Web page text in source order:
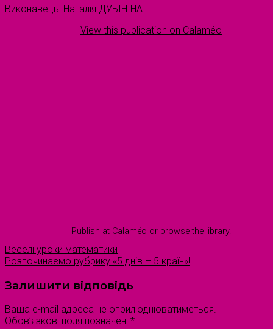
Виконавець: Наталія ДУБІНІНА
View this publication on Calaméo
Publish at Calaméo or browsethe library.
Веселі уроки математики
Розпочинаємо рубрику «5 днів – 5 країн»!
Залишити відповідь
Ваша e-mail адреса не оприлюднюватиметься.
Обов’язкові поля позначені *